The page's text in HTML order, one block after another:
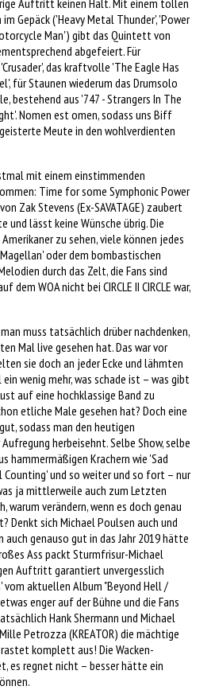
Gepäck ('Heavy Metal Thunder', 'Power
Man') gibt das Quintett von
abgefeiert. Für
das kraftvolle 'The Eagle Has
für Staunen wiederum das Drumsolo
bestehend aus '747 - Strangers In The
Nomen est omen, sodass uns Biff
Meute in den wohlverdienten
mit einem einstimmenden
Time for some Symphonic Power
Zak Stevens (Ex-SAVATAGE) zaubert
lässt keine Wünsche übrig. Die
zu sehen, viele können jedes
oder dem bombastischen
durch das Zelt, die Fans sind
WOA nicht bei CIRCLE II CIRCLE war,
muss tatsächlich drüber nachdenken,
Mal live gesehen hat. Das war vor
sie doch an jeder Ecke und lähmten
wenig mehr, was schade ist – was gibt
auf eine hochklassige Band zu
etliche Male gesehen hat? Doch eine
sodass man den heutigen
herbeisehnt. Selbe Show, selbe
hammermäßigen Krachern wie 'Sad
Counting' und so weiter und so fort – nur
ja mittlerweile auch zum Letzten
warum verändern, wenn es doch genau
Denkt sich Michael Poulsen auch und
auch genauso gut in das Jahr 2019 hätte
Ass packt Sturmfrisur-Michael
Auftritt garantiert unvergesslich
vom aktuellen Album "Beyond Hell /
enger auf der Bühne und die Fans
Hank Shermann und Michael
Mille Petrozza (KREATOR) die mächtige
komplett aus! Die Wacken-
es regnet nicht – besser hätte ein